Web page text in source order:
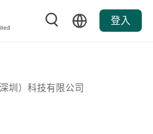
登入
圳）科技有限公司